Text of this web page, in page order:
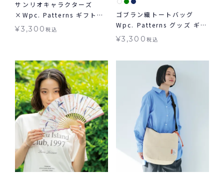
サンリオキャラクターズ
×Wpc. Patterns ギフトボ
ックス入り扇子 グッズ ギフ
¥3,300税込
ゴブラン織トートバッグ
Wpc. Patterns グッズ ギフ
ト対象
¥3,300 税込